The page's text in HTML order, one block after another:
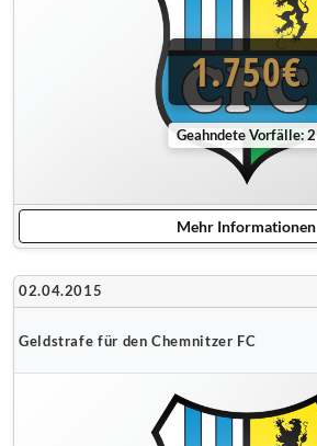
1.750€
Geahndete Vorfälle: 2
Mehr Informationen
02.04.2015
Geldstrafe für den Chemnitzer FC